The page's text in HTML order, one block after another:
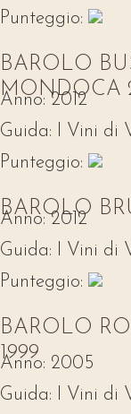
Punteggio:
BAROLO
MONDOCA
Anno: 2012
Guida:
I Vini di
Punteggio:
BAROLO
Anno: 2012
Guida:
I Vini di
Punteggio:
BAROLO
1999
Anno: 2005
Guida:
I Vini di